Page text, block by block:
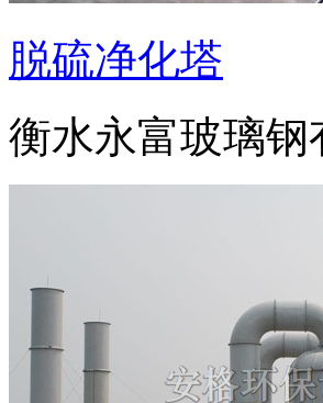
脱硫净化塔
衡水永富玻璃钢